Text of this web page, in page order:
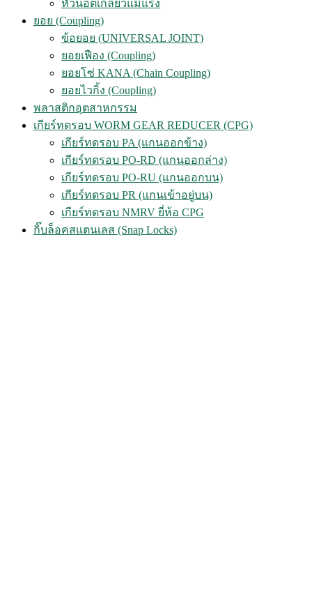
หัวน็อตเกลียวแม่แรง
ยอย (Coupling)
ข้อยอย (UNIVERSAL JOINT)
ยอยเฟือง (Coupling)
ยอยโซ่ KANA (Chain Coupling)
ยอยไวกิ้ง (Coupling)
พลาสติกอุตสาหกรรม
เกียร์ทดรอบ WORM GEAR REDUCER (CPG)
เกียร์ทดรอบ PA (แกนออกข้าง)
เกียร์ทดรอบ PO-RD (แกนออกล่าง)
เกียร์ทดรอบ PO-RU (แกนออกบน)
เกียร์ทดรอบ PR (แกนเข้าอยู่บน)
เกียร์ทดรอบ NMRV ยี่ห้อ CPG
กิ๊บล็อคสแตนเลส (Snap Locks)